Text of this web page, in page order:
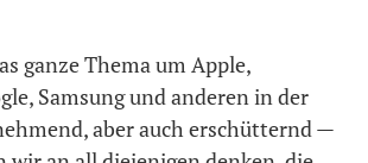
ganze Thema um Apple,
Samsung und anderen in der
aber auch erschütternd —